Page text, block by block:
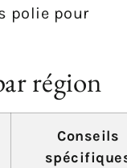
polie pour
région
Conseils